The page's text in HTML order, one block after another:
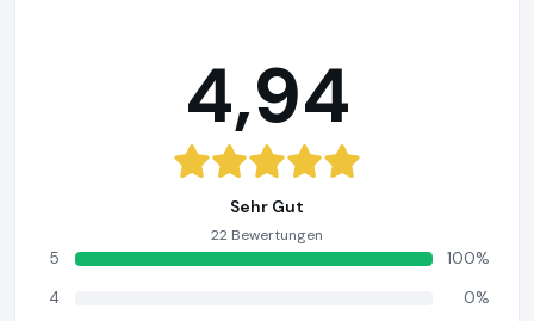
4,94
Sehr Gut
22 Bewertungen
5
100%
4
0%